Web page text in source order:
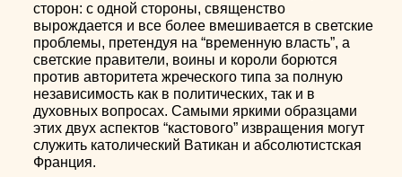
сторон: с одной стороны, священство
вырождается и все более вмешивается в светские
проблемы, претендуя на “временную власть”, а
светские правители, воины и короли борются
против авторитета жреческого типа за полную
независимость как в политических, так и в
духовных вопросах. Самыми яркими образцами
этих двух аспектов “кастового” извращения могут
служить католический Ватикан и абсолютистская
Франция.